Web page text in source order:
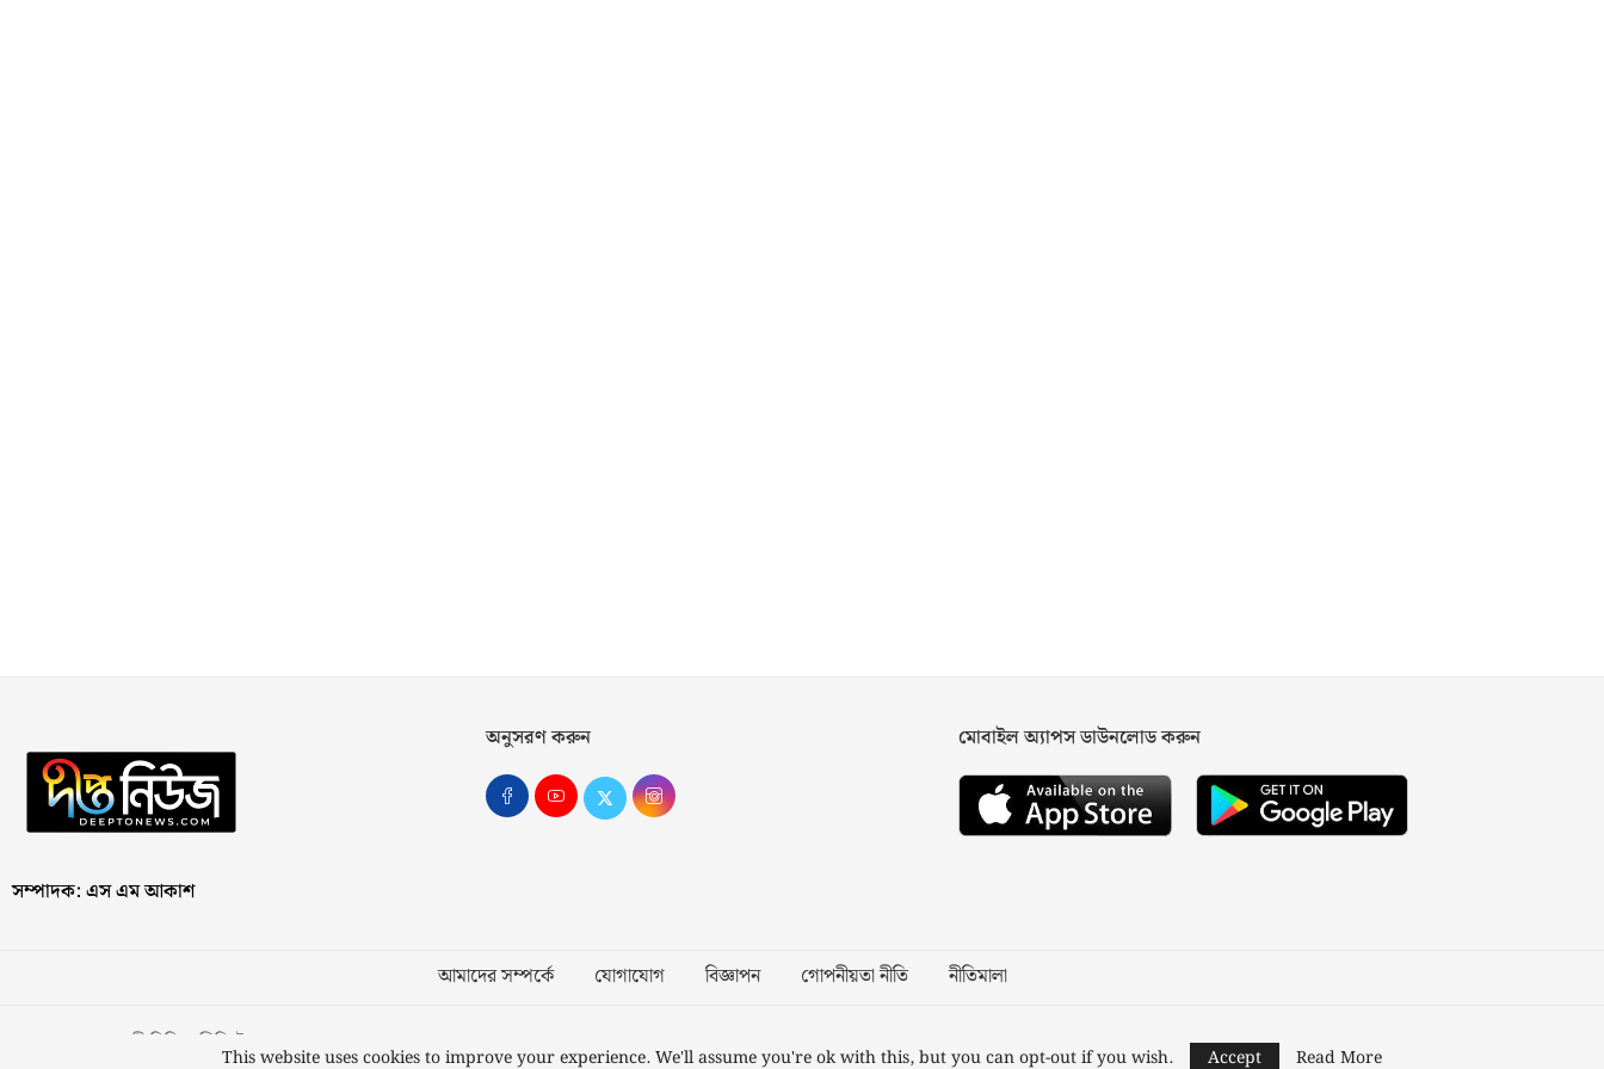
সম্পাদক: এস এম আকাশ
অনুসরণ করুন মোবাইল অ্যাপস ডাউনলোড করুন
আমাদের সম্পর্কে যোগাযোগ বিজ্ঞাপন গোপনীয়তা নীতি নীতিমালা
স্বত্ব © ২০২৩ কাজী মিডিয়া লিমিটেড Designed and Developed byNusratech Pte Ltd.
This website uses cookies to improve your experience. We'll assume you're ok with this, but you can opt-out if you wish. Accept Read More